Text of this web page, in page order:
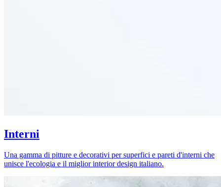
Interni
Una gamma di pitture e decorativi per superfici e pareti d'interni che
unisce l'ecologia e il miglior interior design italiano.